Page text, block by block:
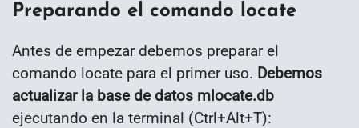
Preparando el comando locate
Antes de empezar debemos preparar el
comando locate para el primer uso. Debemos
actualizar la base de datos mlocate.db
ejecutando en la terminal (Ctrl+Alt+T):